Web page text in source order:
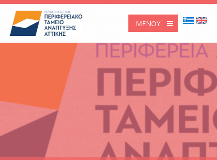
ΜΕΝΟΎ